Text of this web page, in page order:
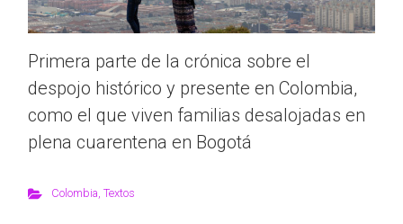
Primera parte de la crónica sobre el
despojo histórico y presente en Colombia,
como el que viven familias desalojadas en
plena cuarentena en Bogotá
Colombia, Textos